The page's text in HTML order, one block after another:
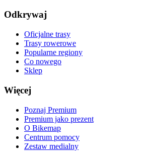
Odkrywaj
Oficjalne trasy
Trasy rowerowe
Popularne regiony
Co nowego
Sklep
Więcej
Poznaj Premium
Premium jako prezent
O Bikemap
Centrum pomocy
Zestaw medialny